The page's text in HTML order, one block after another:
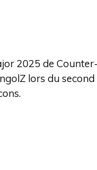
2025 de
lors du second